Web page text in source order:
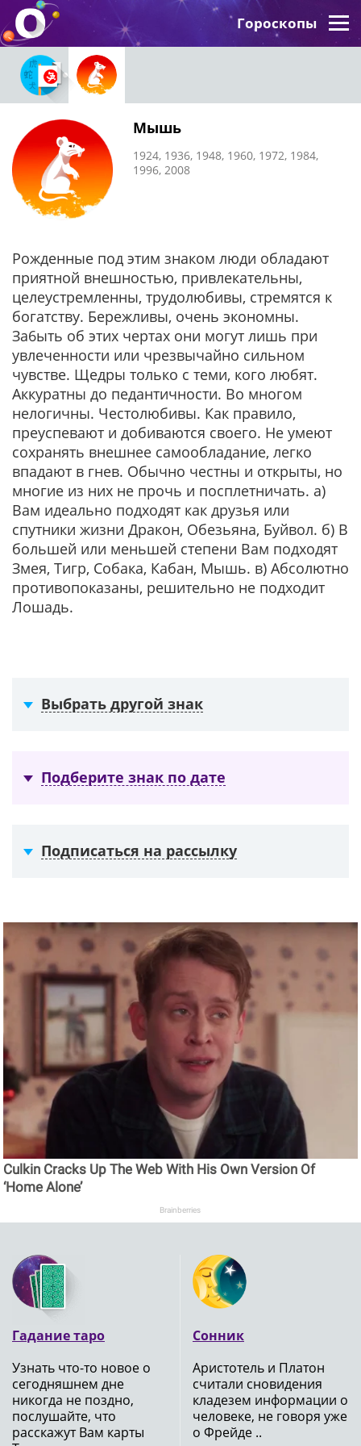
Гороскопы
Мышь
1924, 1936, 1948, 1960, 1972, 1984,
1996, 2008
Рожденные под этим знаком люди обладают
приятной внешностью, привлекательны,
целеустремленны, трудолюбивы, стремятся к
богатству. Бережливы, очень экономны.
За6ыть об этих чертах они могут лишь при
увлеченности или чрезвычайно сильном
чувстве. Щедры только с теми, кого любят.
Аккуратны до педантичности. Во многом
нелогичны. Честолюбивы. Как правило,
преуспевают и добиваются своего. Не умеют
сохранять внешнее самообладание, легко
впадают в гнев. Обычно честны и открыты, но
многие из них не прочь и посплетничать. а)
Вам идеально подходят как друзья или
спутники жизни Дракон, Обезьяна, Буйвол. б) В
большей или меньшей степени Вам подходят
Змея, Тигр, Собака, Кабан, Мышь. в) Абсолютно
противопоказаны, решительно не подходит
Лошадь.
Выбрать другой знак
Подберите знак по дате
Подписаться на рассылку
Culkin Cracks Up The Web With His Own Version Of
‘Home Alone’
Brainberries
Гадание таро
Узнать что-то новое о
сегодняшнем дне
никогда не поздно,
послушайте, что
расскажут Вам карты
Сонник
Аристотель и Платон
считали сновидения
кладезем информации о
человеке, не говоря уже
о Фрейде ..